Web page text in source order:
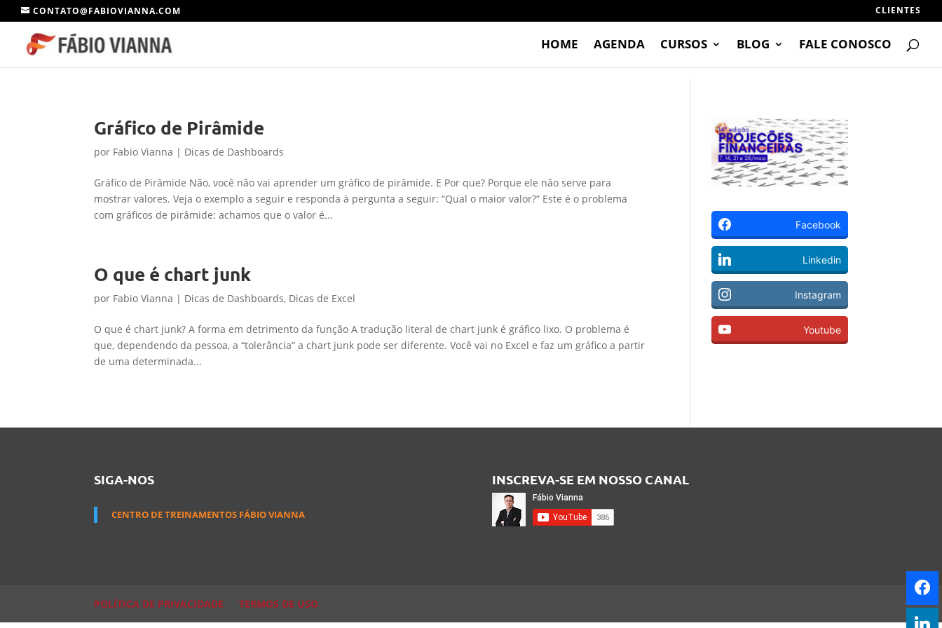
CONTATO@FABIOVIANNA.COM CLIENTES
HOME AGENDA CURSOS BLOG FALE CONOSCO
Gráfico de Pirâmide
por Fabio Vianna | Dicas de Dashboards
Gráfico de Pirâmide Não, você não vai aprender um gráfico de pirâmide. E Por que? Porque ele não serve para
mostrar valores. Veja o exemplo a seguir e responda à pergunta a seguir: “Qual o maior valor?” Este é o problema
com gráficos de pirâmide: achamos que o valor é...
O que é chart junk
por Fabio Vianna | Dicas de Dashboards, Dicas de Excel
O que é chart junk? A forma em detrimento da função A tradução literal de chart junk é gráfico lixo. O problema é
que, dependendo da pessoa, a “tolerância” a chart junk pode ser diferente. Você vai no Excel e faz um gráfico a partir
de uma determinada...
Facebook
Linkedin
Instagram
Youtube
SIGA-NOS
CENTRO DE TREINAMENTOS FÁBIO VIANNA
INSCREVA-SE EM NOSSO CANAL
POLÍTICA DE PRIVACIDADE TERMOS DE USO